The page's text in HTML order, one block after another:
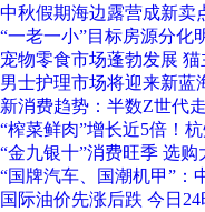
中秋假期海边露营成新卖
“一老一小”目标房源分化
宠物零食市场蓬勃发展
男士护理市场将迎来新蓝
新消费趋势：半数Z世代
“榨菜鲜肉”增长近5倍！
“金九银十”消费旺季 选
“国牌汽车、国潮机甲”：
国际油价先涨后跌 今日